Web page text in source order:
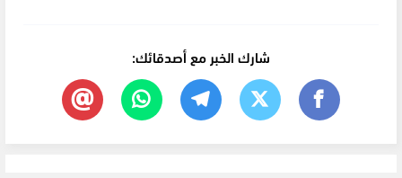
شارك الخبر مع أصدقائك: